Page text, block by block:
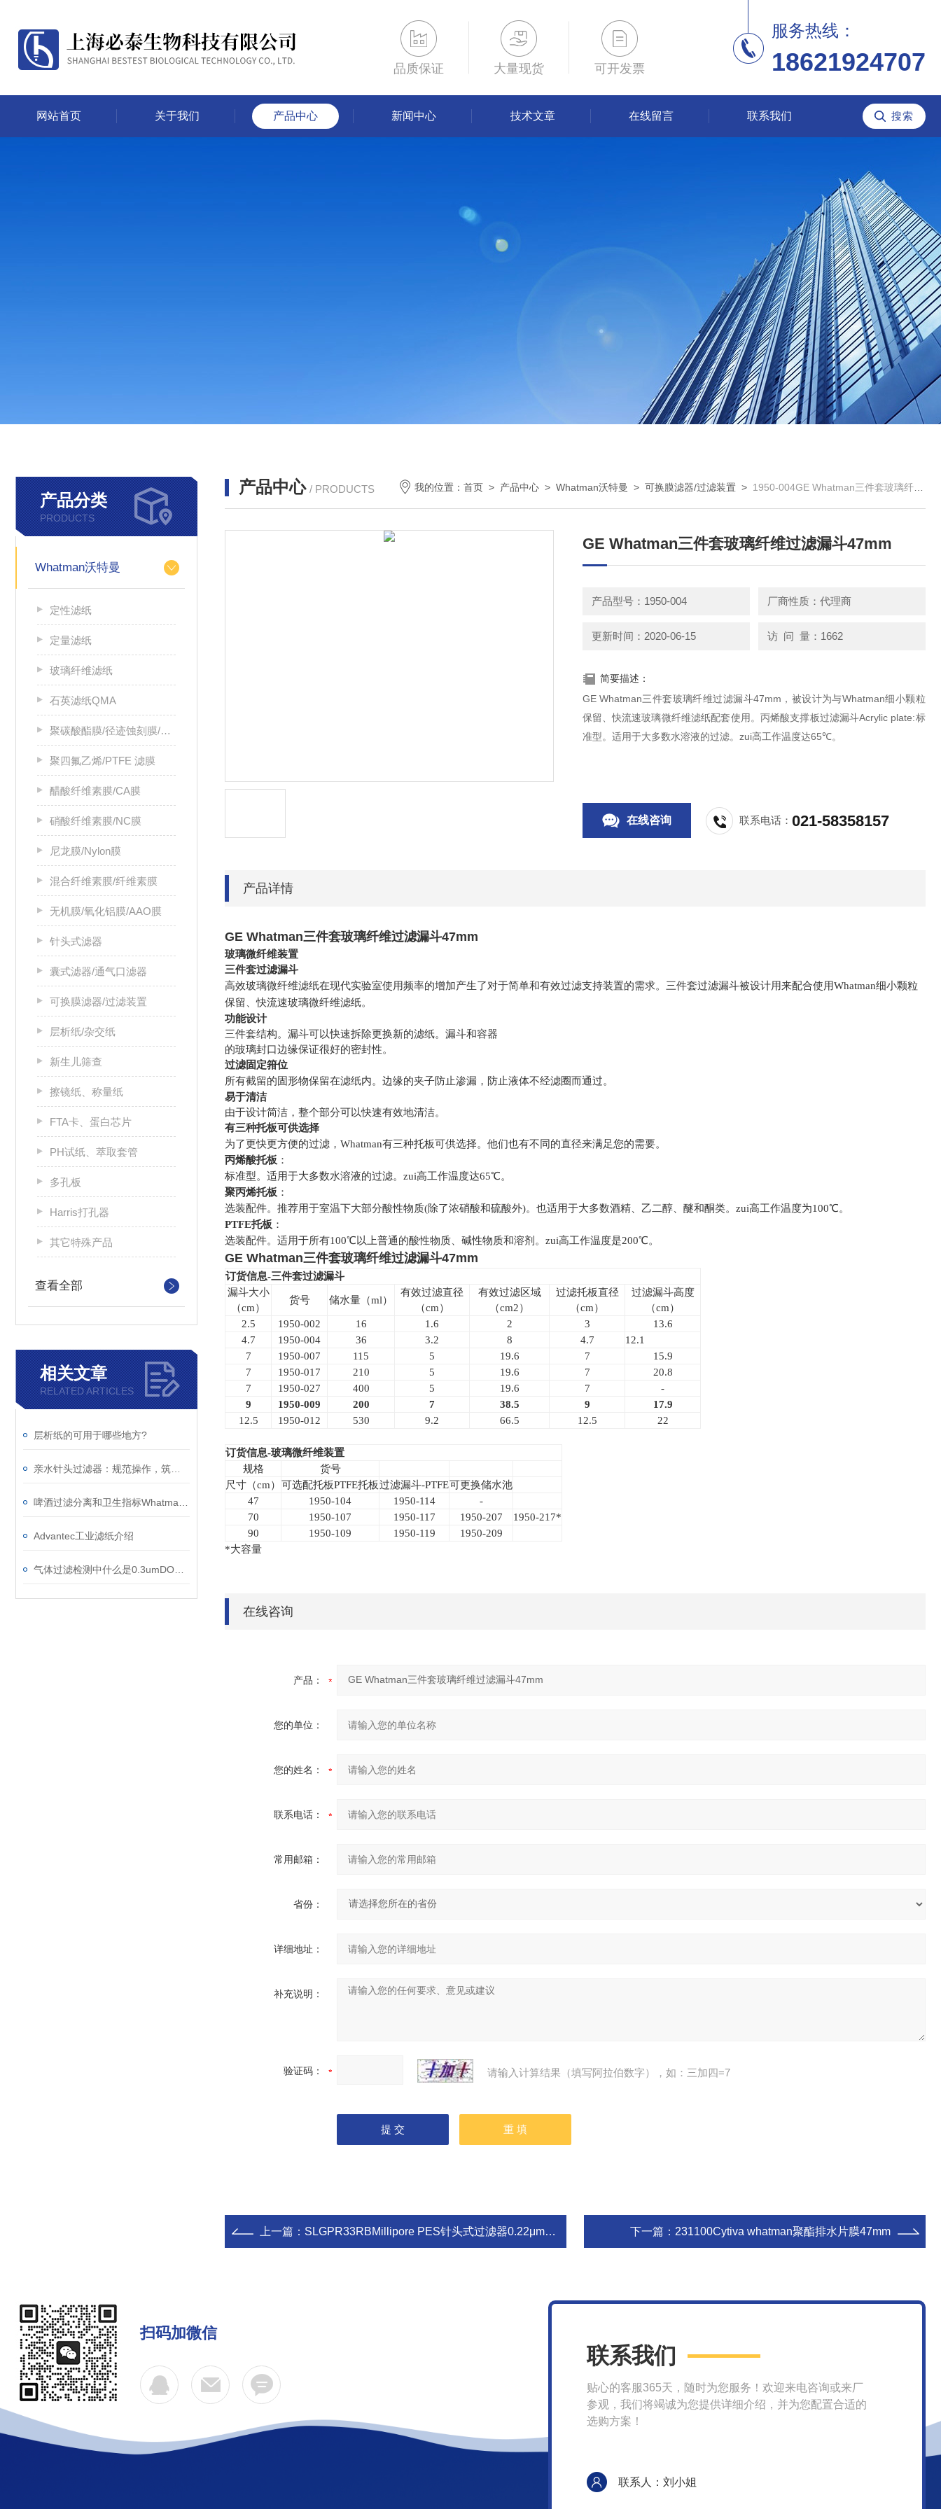
品质保证 大量现货 可开发票
服务热线：
18621924707
网站首页 关于我们 产品中心 新闻中心 技术文章 在线留言 联系我们
产品分类
PRODUCTS
Whatman沃特曼
定性滤纸
定量滤纸
玻璃纤维滤纸
石英滤纸QMA
聚碳酸酯膜/径迹蚀刻膜/PC膜
聚四氟乙烯/PTFE 滤膜
醋酸纤维素膜/CA膜
硝酸纤维素膜/NC膜
尼龙膜/Nylon膜
混合纤维素膜/纤维素膜
无机膜/氧化铝膜/AAO膜
针头式滤器
囊式滤器/通气口滤器
可换膜滤器/过滤装置
层析纸/杂交纸
新生儿筛查
擦镜纸、称量纸
FTA卡、蛋白芯片
PH试纸、萃取套管
多孔板
Harris打孔器
其它特殊产品
查看全部
相关文章
RELATED ARTICLES
层析纸的可用于哪些地方?
Advantec工业滤纸介绍
产品中心 / PRODUCTS 我的位置：首页 > 产品中心 >Whatman沃特曼 >可换膜滤器/过滤装置 > 1950-004GE Whatman三件套玻璃纤维过滤漏斗47mm
GE Whatman三件套玻璃纤维过滤漏斗47mm
产品型号：1950-004 厂商性质：代理商
更新时间：2020-06-15 访 问 量：1662
简要描述：
GE Whatman三件套玻璃纤维过滤漏斗47mm，被设计为与Whatman细小颗粒
保留、快流速玻璃微纤维滤纸配套使用。丙烯酸支撑板过滤漏斗Acrylic plate:标
准型。适用于大多数水溶液的过滤。zui高工作温度达65℃。
在线咨询 联系电话：021-58358157
产品详情
GE Whatman三件套玻璃纤维过滤漏斗47mm
玻璃微纤维装置
三件套过滤漏斗
高效玻璃微纤维滤纸在现代实验室使用频率的增加产生了对于简单和有效过滤支持装置的需求。三件套过滤漏斗被设计用来配合使用Whatman细小颗粒
保留、快流速玻璃微纤维滤纸。
功能设计
三件套结构。漏斗可以快速拆除更换新的滤纸。漏斗和容器
的玻璃封口边缘保证很好的密封性。
过滤固定箝位
所有截留的固形物保留在滤纸内。边缘的夹子防止渗漏，防止液体不经滤圈而通过。
易于清洁
由于设计简洁，整个部分可以快速有效地清洁。
有三种托板可供选择
为了更快更方便的过滤，Whatman有三种托板可供选择。他们也有不同的直径来满足您的需要。
丙烯酸托板 ：
标准型。适用于大多数水溶液的过滤。 zui高工作温度达65℃。
聚丙烯托板 ：
选装配件。推荐用于室温下大部分酸性物质(除了浓硝酸和硫酸外)。也适用于大多数酒精、乙二醇、醚和酮类。zui高工作温度为100℃。
PTFE托板 ：
选装配件。适用于所有100℃以上普通的酸性物质、碱性物质和溶剂。zui高工作温度是200℃。
GE Whatman三件套玻璃纤维过滤漏斗47mm
订货信息-三件套过滤漏斗
漏斗大小
（cm）
货号 储水量（ml）
有效过滤直径
（cm）
有效过滤区域
（cm2）
过滤托板直径
（cm）
过滤漏斗高度
（cm）
2.5
1950-002 16 1.6 2 3
13.6
4.7
1950-004 36 3.2 8 4.7
12.1
7
1950-007 115 5 19.6 7
15.9
7
1950-017 210 5 19.6 7
20.8
7
1950-027 400 5 19.6 7
-
9
1950-009 200 7 38.5 9
17.9
12.5
1950-012 530 9.2 66.5 12.5 22
订货信息-玻璃微纤维装置
规格
货号
尺寸（cm） 可选配托板PTFE托板过滤漏斗-PTFE可更换储水池
47
1950-104 1950-114
-
70
1950-107 1950-117 1950-207
1950-217*
90
1950-109 1950-119
1950-209
*大容量
在线咨询
产品：
您的单位：
您的姓名：
联系电话：
常用邮箱：
省份：
详细地址：
补充说明：
验证码： 请输入计算结果（填写阿拉伯数字），如：三加四=7
上一篇： SLGPR33RBMillipore PES针头式过滤器0.22μm33mm 下一篇： 231100Cytiva whatman聚酯排水片膜47mm
扫码加微信
联系我们
贴心的客服365天，随时为您服务！欢迎来电咨询或来厂
参观，我们将竭诚为您提供详细介绍，并为您配置合适的
选购方案！
联系人：刘小姐